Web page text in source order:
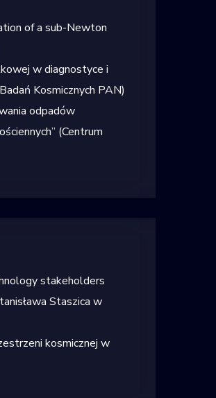
of a sub-Newton
w diagnostyce i
Kosmicznych PAN)
odpadów
(Centrum
stakeholders
Staszica w
kosmicznej w